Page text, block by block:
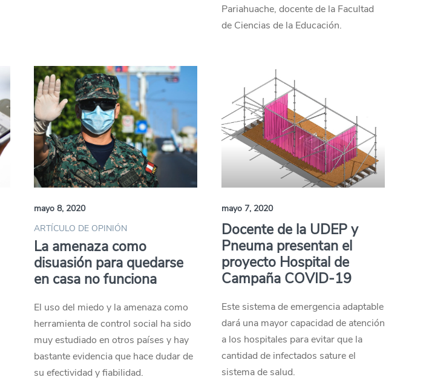
Pariahuache, docente de la Facultad
de Ciencias de la Educación.
mayo 8, 2020
ARTÍCULO DE OPINIÓN
La amenaza como
disuasión para quedarse
en casa no funciona
El uso del miedo y la amenaza como
herramienta de control social ha sido
muy estudiado en otros países y hay
bastante evidencia que hace dudar de
su efectividad y fiabilidad.
mayo 7, 2020
Docente de la UDEP y
Pneuma presentan el
proyecto Hospital de
Campaña COVID-19
Este sistema de emergencia adaptable
dará una mayor capacidad de atención
a los hospitales para evitar que la
cantidad de infectados sature el
sistema de salud.